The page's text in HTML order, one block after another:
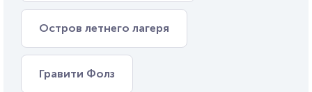
Остров летнего лагеря
Гравити Фолз